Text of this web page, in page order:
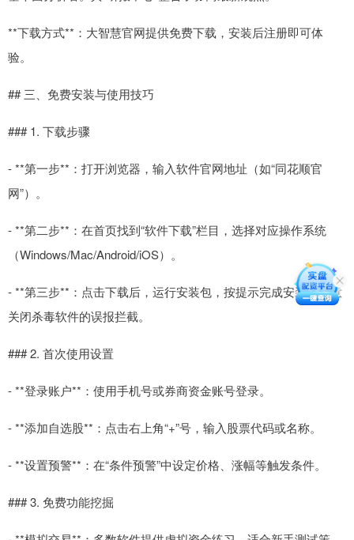
**下载方式**：大智慧官网提供免费下载，安装后注册即可体
验。
## 三、免费安装与使用技巧
### 1. 下载步骤
- **第一步**：打开浏览器，输入软件官网地址（如“同花顺官
网”）。
- **第二步**：在首页找到“软件下载”栏目，选择对应操作系统
（Windows/Mac/Android/iOS）。
- **第三步**：点击下载后，运行安装包，按提示完成安装。注意
关闭杀毒软件的误报拦截。
### 2. 首次使用设置
- **登录账户**：使用手机号或券商资金账号登录。
- **添加自选股**：点击右上角“+”号，输入股票代码或名称。
- **设置预警**：在“条件预警”中设定价格、涨幅等触发条件。
### 3. 免费功能挖掘